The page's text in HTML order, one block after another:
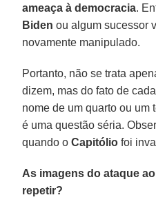
ameaça à democracia.
Biden ou algum sucessor
novamente manipulado.
Portanto, não se trata
dizem, mas do fato de
nome de um quarto ou um
é uma questão séria.
quando oCapitólio foi
As imagens do ataque
repetir?